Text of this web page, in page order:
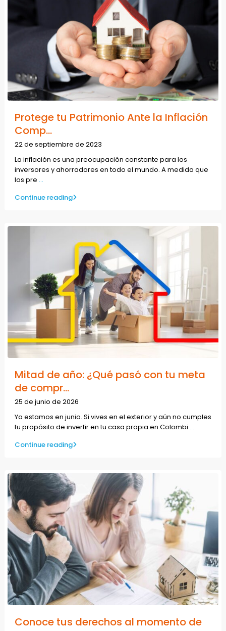
Protege tu Patrimonio Ante la Inflación
Comp...
22 de septiembre de 2023
La inflación es una preocupación constante para los
inversores y ahorradores en todo el mundo. A medida que
los pre ...
Continue reading
Mitad de año: ¿Qué pasó con tu meta
de compr...
25 de junio de 2026
Ya estamos en junio. Si vives en el exterior y aún no cumples
tu propósito de invertir en tu casa propia en Colombi ...
Continue reading
Conoce tus derechos al momento de